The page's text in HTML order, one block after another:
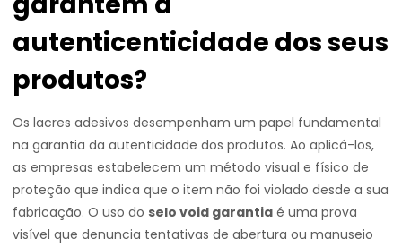
autenticenticidade dos seus
produtos?
Os lacres adesivos desempenham um papel fundamental
na garantia da autenticidade dos produtos. Ao aplicá-los,
as empresas estabelecem um método visual e físico de
proteção que indica que o item não foi violado desde a sua
fabricação. O uso do selo void garantia é uma prova
visível que denuncia tentativas de abertura ou manuseio